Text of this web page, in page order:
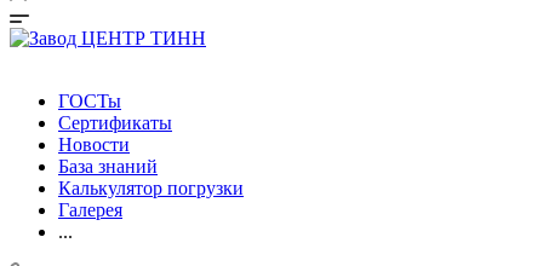
ГОСТы
Сертификаты
Новости
База знаний
Калькулятор погрузки
Галерея
...